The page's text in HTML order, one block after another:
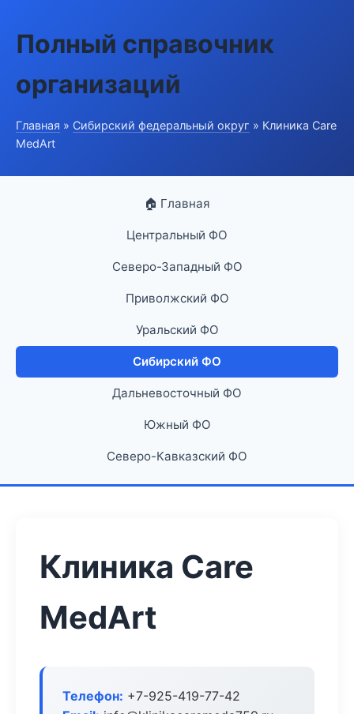
Полный справочник
организаций
Главная » Сибирский федеральный округ » Клиника Care
MedArt
🏠 Главная
Центральный ФО
Северо-Западный ФО
Приволжский ФО
Уральский ФО
Сибирский ФО
Дальневосточный ФО
Южный ФО
Северо-Кавказский ФО
Клиника Care
MedArt
Телефон: +7-925-419-77-42